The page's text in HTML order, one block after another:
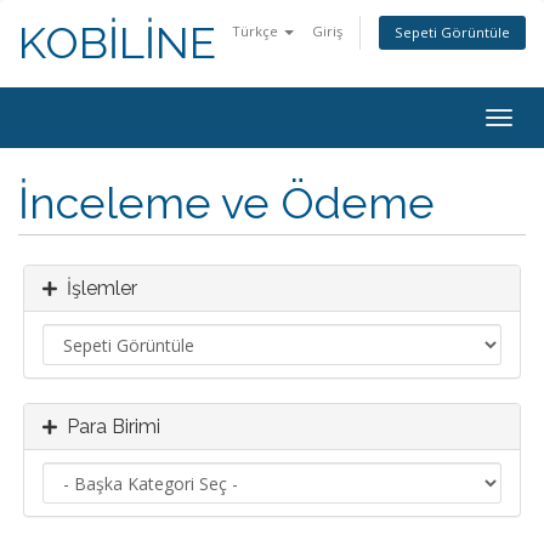
Türkçe Giriş Sepeti Görüntüle
KOBİLİNE
İnceleme ve Ödeme
İşlemler
Para Birimi